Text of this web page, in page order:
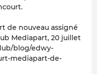
de nouveau assigné
Mediapart, 20 juillet
blog/edwy-
mediapart-de-